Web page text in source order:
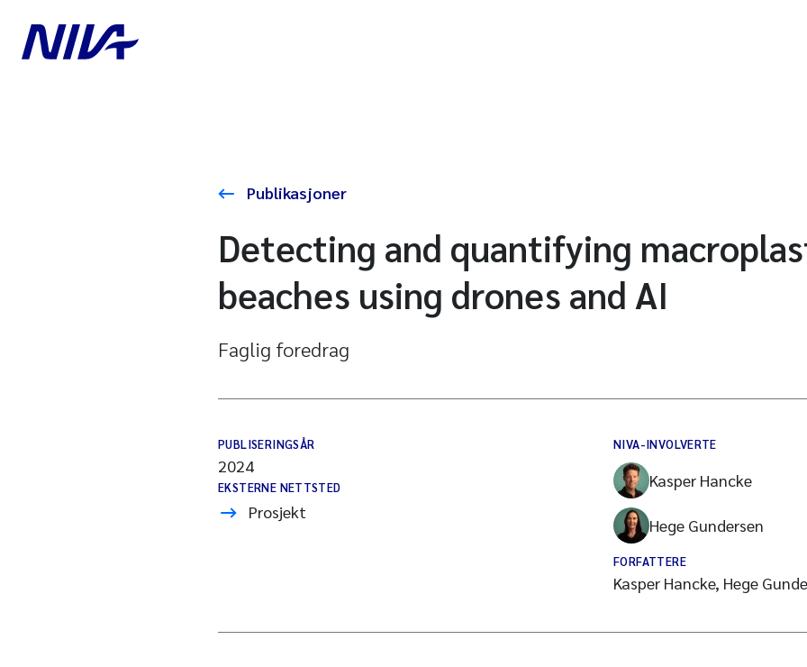
Publikasjoner
Detecting and quantifying
beaches using drones and AI
Faglig foredrag
PUBLISERINGSÅR
2024
EKSTERNE NETTSTED
Prosjekt
NIVA-INVOLVERTE
Kasper Hancke
Hege Gundersen
FORFATTERE
Kasper Hancke, Hege